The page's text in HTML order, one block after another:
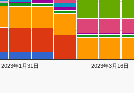
2023年1月31日 2023年3月16日